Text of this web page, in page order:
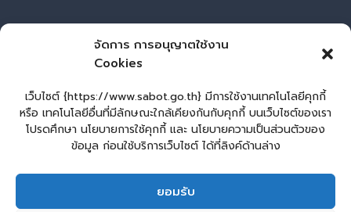
จัดการ การอนุญาตใช้งาน
Cookies
เว็บไซต์ {https://www.sabot.go.th} มีการใช้งานเทคโนโลยีคุกกี้
หรือ เทคโนโลยีอื่นที่มีลักษณะใกล้เคียงกันกับคุกกี้ บนเว็บไซต์ของเรา
โปรดศึกษา นโยบายการใช้คุกกี้ และ นโยบายความเป็นส่วนตัวของ
ข้อมูล ก่อนใช้บริการเว็บไซต์ ได้ที่ลิงค์ด้านล่าง
ยอมรับ
ผู้เยี่ยมชมเว็บไซต์
0
Login
เข้าสู่ระบบ
จัดทำเว็บไซต์
LopburiWebDesign